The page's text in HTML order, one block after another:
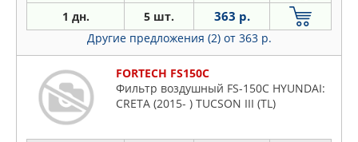
1 дн. 5 шт. 363 р.
Другие предложения (2) от 363 р.
FORTECH FS150C
Фильтр воздушный FS-150C HYUNDAI:
CRETA (2015- ) TUCSON III (TL)